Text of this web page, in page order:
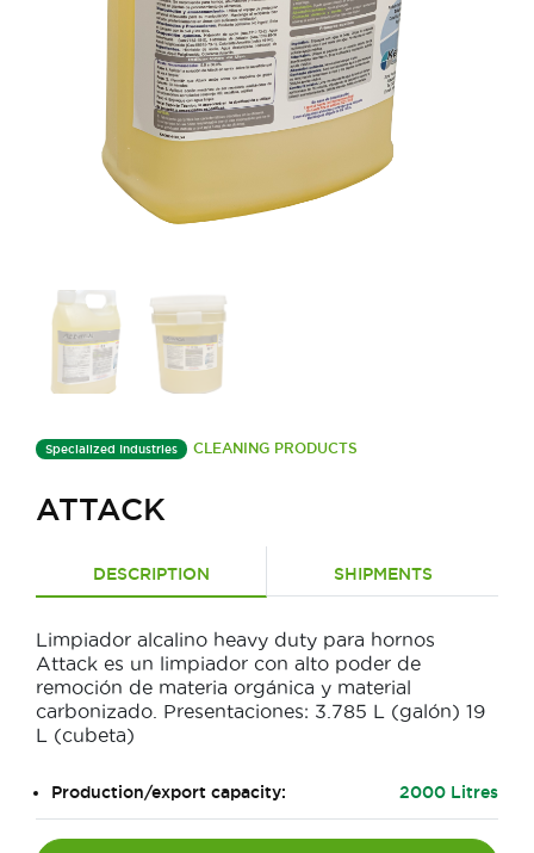
Specialized Industries CLEANING PRODUCTS
ATTACK
DESCRIPTION SHIPMENTS
Limpiador alcalino heavy duty para hornos
Attack es un limpiador con alto poder de
remoción de materia orgánica y material
carbonizado. Presentaciones: 3.785 L (galón) 19
L (cubeta)
Production/export capacity: 2000 Litres